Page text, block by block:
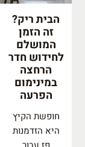
הבית ריק?
זה הזמן
המושלם
לחידוש חדר
הרחצה
במינימום
הפרעה
חופשת הקיץ
היא הזדמנות